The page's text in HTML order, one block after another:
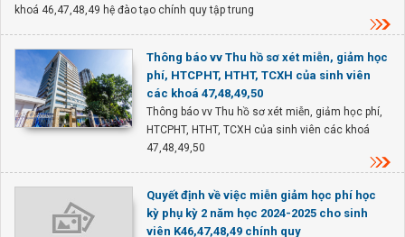
khoá 46,47,48,49 hệ đào tạo chính quy tập trung
Thông báo vv Thu hồ sơ xét miễn, giảm học
phí, HTCPHT, HTHT, TCXH của sinh viên
các khoá 47,48,49,50
Thông báo vv Thu hồ sơ xét miễn, giảm học phí,
HTCPHT, HTHT, TCXH của sinh viên các khoá
47,48,49,50
Quyết định về việc miễn giảm học phí học
kỳ phụ kỳ 2 năm học 2024-2025 cho sinh
viên K46,47,48,49 chính quy